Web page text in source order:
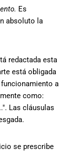
Es
absoluto la
redactada esta
está obligada
a
como:
Las cláusulas
se prescribe